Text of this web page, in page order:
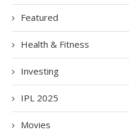
Featured
Health & Fitness
Investing
IPL 2025
Movies